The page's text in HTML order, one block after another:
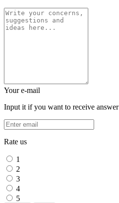
Your e-mail
Input it if you want to receive answer
Rate us
1
2
3
4
5